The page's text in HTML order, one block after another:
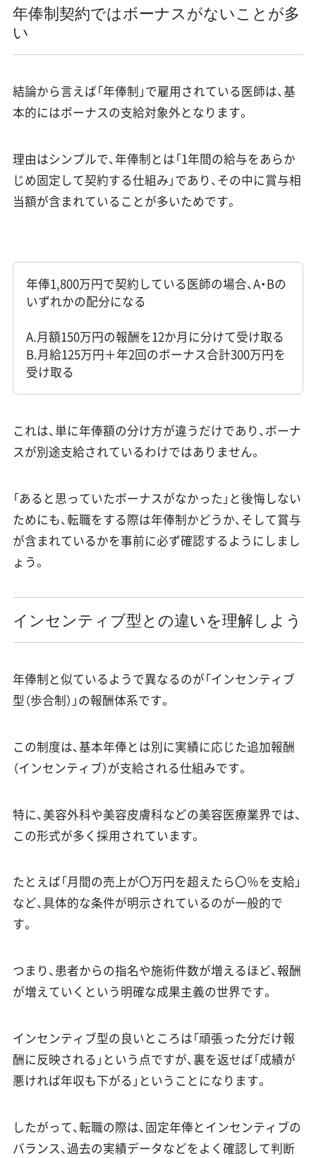
年俸制契約ではボーナスがないことが多
い
結論から言えば「年俸制」で雇用されている医師は、基
本的にはボーナスの支給対象外となります。
理由はシンプルで、年俸制とは「1年間の給与をあらか
じめ固定して契約する仕組み」であり、その中に賞与相
当額が含まれていることが多いためです。
年俸1,800万円で契約している医師の場合、A・Bの
いずれかの配分になる
A.月額150万円の報酬を12か月に分けて受け取る
B.月給125万円＋年2回のボーナス合計300万円を
受け取る
これは、単に年俸額の分け方が違うだけであり、ボーナ
スが別途支給されているわけではありません。
「あると思っていたボーナスがなかった」と後悔しない
ためにも、転職をする際は年俸制かどうか、そして賞与
が含まれているかを事前に必ず確認するようにしまし
ょう。
インセンティブ型との違いを理解しよう
年俸制と似ているようで異なるのが「インセンティブ
型（歩合制）」の報酬体系です。
この制度は、基本年俸とは別に実績に応じた追加報酬
（インセンティブ）が支給される仕組みです。
特に、美容外科や美容皮膚科などの美容医療業界では、
この形式が多く採用されています。
たとえば「月間の売上が〇万円を超えたら〇％を支給」
など、具体的な条件が明示されているのが一般的で
す。
つまり、患者からの指名や施術件数が増えるほど、報酬
が増えていくという明確な成果主義の世界です。
インセンティブ型の良いところは「頑張った分だけ報
酬に反映される」という点ですが、裏を返せば「成績が
悪ければ年収も下がる」ということになります。
したがって、転職の際は、固定年俸とインセンティブの
バランス、過去の実績データなどをよく確認して判断